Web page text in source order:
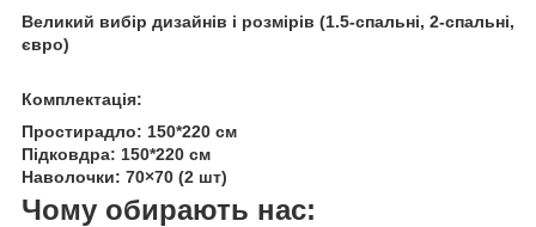
Великий вибір дизайнів і розмірів (1.5-спальні, 2-спальні,
євро)
Комплектація:
Простирадло: 150*220 см
Підковдра: 150*220 см
Наволочки: 70×70 (2 шт)
Чому обирають нас: